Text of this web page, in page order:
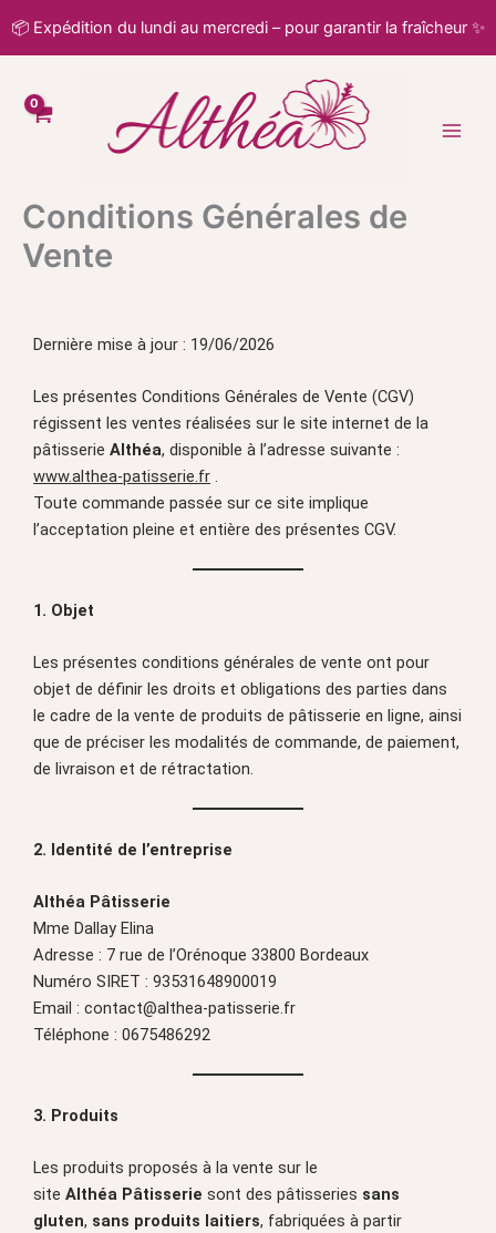
📦 Expédition du lundi au mercredi – pour garantir la fraîcheur ✨
au
Conditions Générales de
Vente
Dernière mise à jour : 19/06/2026
Les présentes Conditions Générales de Vente (CGV)
régissent les ventes réalisées sur le site internet de la
pâtisserie Althéa, disponible à l’adresse suivante :
www.althea-patisserie.fr .
Toute commande passée sur ce site implique
l’acceptation pleine et entière des présentes CGV.
1. Objet
Les présentes conditions générales de vente ont pour
objet de définir les droits et obligations des parties dans
le cadre de la vente de produits de pâtisserie en ligne, ainsi
que de préciser les modalités de commande, de paiement,
de livraison et de rétractation.
2. Identité de l’entreprise
Althéa Pâtisserie
Mme Dallay Elina
Adresse : 7 rue de l’Orénoque 33800 Bordeaux
Numéro SIRET : 93531648900019
Email : contact@althea-patisserie.fr
Téléphone : 0675486292
3. Produits
Les produits proposés à la vente sur le
site Althéa Pâtisserie sont des pâtisseries sans
gluten, sans produits laitiers, fabriquées à partir